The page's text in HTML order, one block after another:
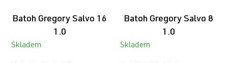
Batoh Gregory Salvo 16
1.0
Skladem
Batoh Gregory Salvo 8
1.0
Skladem